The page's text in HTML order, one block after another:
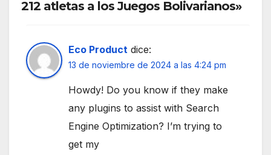
212 atletas a los Juegos Bolivarianos»
Eco Product dice:
13 de noviembre de 2024 a las 4:24 pm
Howdy! Do you know if they make
any plugins to assist with Search
Engine Optimization? I’m trying to
get my